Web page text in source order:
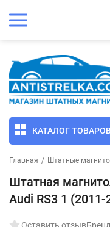
КАТАЛОГ ТОВАРОВ
Главная / Штатные
Штатная
Audi RS3 1 (2011-